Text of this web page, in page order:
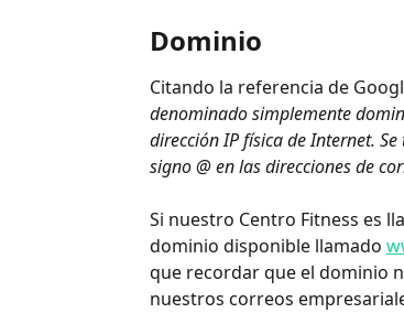
Dominio
Citando la referencia de
denominado simplemente
dirección IP física de Internet.
signo @ en las direcciones de
Si nuestro Centro Fitness es
dominio disponible llamado
que recordar que el dominio
nuestros correos